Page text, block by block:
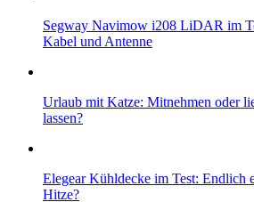
Segway Navimow i208 LiDAR im
Kabel und Antenne
Urlaub mit Katze: Mitnehmen oder
lassen?
Elegear Kühldecke im Test: Endlich
Hitze?